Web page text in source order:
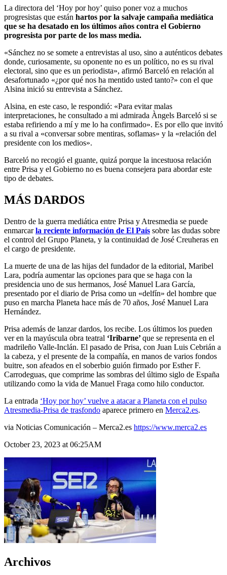
La directora del ‘Hoy por hoy’ quiso poner voz a muchos
progresistas que están hartos por la salvaje campaña mediática
que se ha desatado en los últimos años contra el Gobierno
progresista por parte de los mass media.
«Sánchez no se somete a entrevistas al uso, sino a auténticos debates
donde, curiosamente, su oponente no es un político, no es su rival
electoral, sino que es un periodista», afirmó Barceló en relación al
desafortunado «¿por qué nos ha mentido usted tanto?» con el que
Alsina inició su entrevista a Sánchez.
Alsina, en este caso, le respondió: «Para evitar malas
interpretaciones, he consultado a mi admirada Àngels Barceló si se
estaba refiriendo a mí y me lo ha confirmado». Es por ello que invitó
a su rival a «conversar sobre mentiras, soflamas» y la «relación del
presidente con los medios».
Barceló no recogió el guante, quizá porque la incestuosa relación
entre Prisa y el Gobierno no es buena consejera para abordar este
tipo de debates.
MÁS DARDOS
Dentro de la guerra mediática entre Prisa y Atresmedia se puede
enmarcarla reciente información de El País sobre las dudas sobre
el control del Grupo Planeta, y la continuidad de José Creuheras en
el cargo de presidente.
La muerte de una de las hijas del fundador de la editorial, Maribel
Lara, podría aumentar las opciones para que se haga con la
presidencia uno de sus hermanos, José Manuel Lara García,
presentado por el diario de Prisa como un «delfín» del hombre que
puso en marcha Planeta hace más de 70 años, José Manuel Lara
Hernández.
Prisa además de lanzar dardos, los recibe. Los últimos los pueden
ver en la mayúscula obra teatral ‘Iribarne’que se representa en el
madrileño Valle-Inclán. El pasado de Prisa, con Juan Luis Cebrián a
la cabeza, y el presente de la compañía, en manos de varios fondos
buitre, son afeados en el soberbio guión firmado por Esther F.
Carrodeguas, que comprime las sombras del último siglo de España
utilizando como la vida de Manuel Fraga como hilo conductor.
La entrada ‘Hoy por hoy’ vuelve a atacar a Planeta con el pulso
Atresmedia-Prisa de trasfondo aparece primero en Merca2.es.
via Noticias Comunicación – Merca2.es https://www.merca2.es
October 23, 2023 at 06:25AM
Archivos